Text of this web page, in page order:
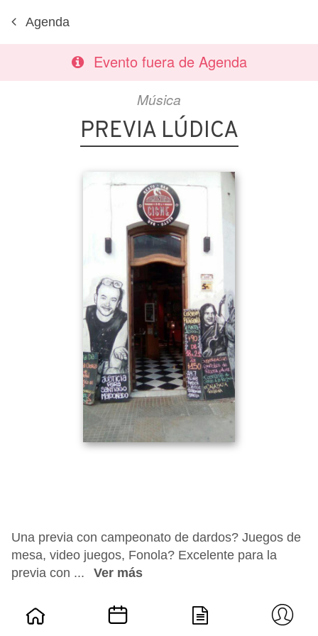
Agenda
Evento fuera de Agenda
Música
PREVIA LÚDICA
Una previa con campeonato de dardos? Juegos de
mesa, video juegos, Fonola? Excelente para la
previa con ...
Ver más